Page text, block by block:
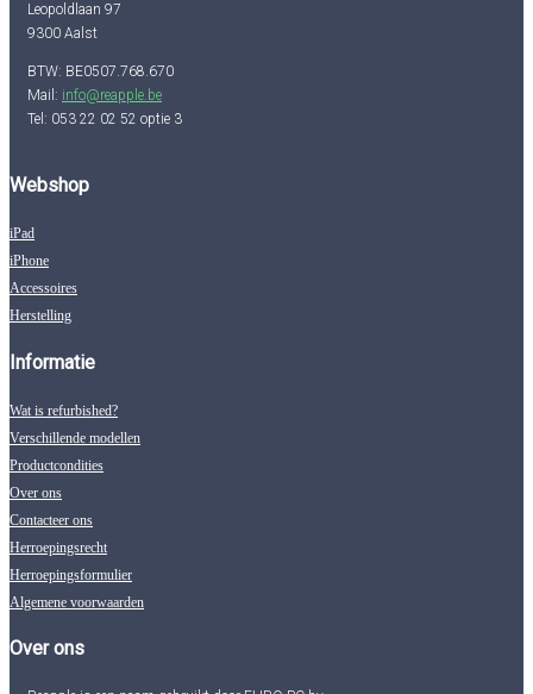
Leopoldlaan 97
9300 Aalst
BTW: BE0507.768.670
Mail: info@reapple.be
Tel: 053 22 02 52 optie 3
Webshop
iPad
iPhone
Accessoires
Herstelling
Informatie
Wat is refurbished?
Verschillende modellen
Productcondities
Over ons
Contacteer ons
Herroepingsrecht
Herroepingsformulier
Algemene voorwaarden
Over ons